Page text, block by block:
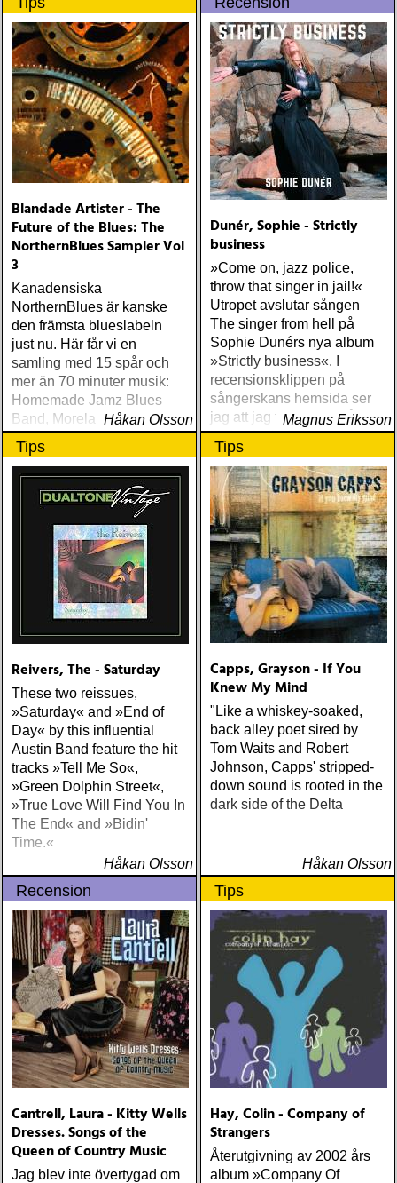
the confines of the Texas
border.
Blandade Artister - The
Future of the Blues: The
NorthernBlues Sampler Vol
3
Kanadensiska
NorthernBlues är kanske
den främsta blueslabeln
just nu. Här får vi en
samling med 15 spår och
mer än 70 minuter musik:
Homemade Jamz Blues
Band, Moreland and
Arbuckle, Samuel James
med flera. Två tidigare
outgivna spår med
Watermelon Slim.
Håkan Olsson
Dunér, Sophie - Strictly
business
»Come on, jazz police,
throw that singer in jail!«
Utropet avslutar sången
The singer from hell på
Sophie Dunérs nya album
»Strictly business«. I
recensionsklippen på
sångerskans hemsida ser
jag att jag för ett antal år
sedan kallade henne en
bildstormare
Magnus Eriksson
Tips
Reivers, The - Saturday
These two reissues,
»Saturday« and »End of
Day« by this influential
Austin Band feature the hit
tracks »Tell Me So«,
»Green Dolphin Street«,
»True Love Will Find You In
The End« and »Bidin'
Time.«
Håkan Olsson
Tips
Capps, Grayson - If You
Knew My Mind
"Like a whiskey-soaked,
back alley poet sired by
Tom Waits and Robert
Johnson, Capps' stripped-
down sound is rooted in the
dark side of the Delta
Håkan Olsson
Recension
Cantrell, Laura - Kitty Wells
Dresses. Songs of the
Queen of Country Music
Jag blev inte övertygad om
Tips
Hay, Colin - Company of
Strangers
Återutgivning av 2002 års
album »Company Of